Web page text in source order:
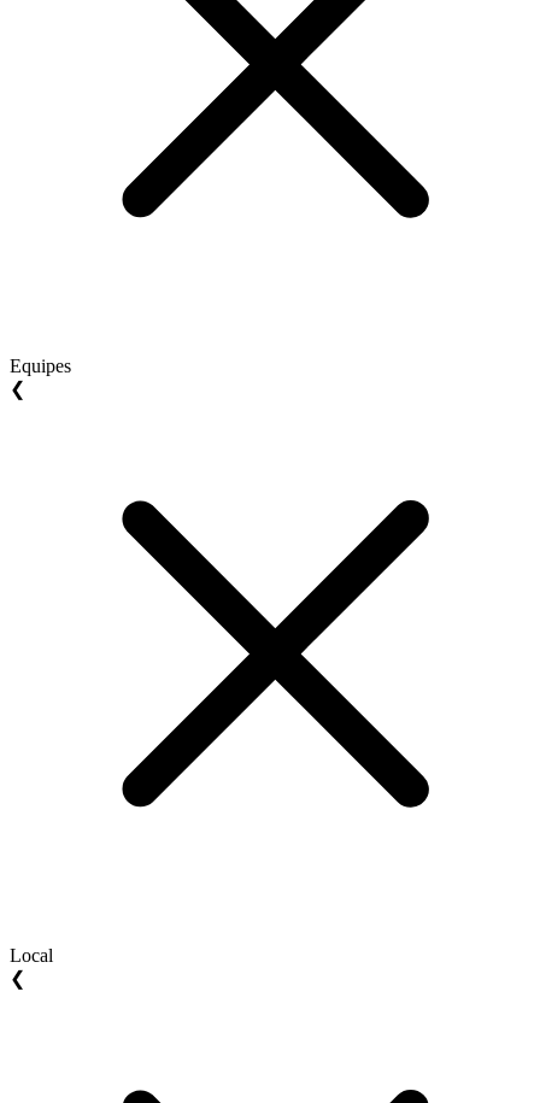
Equipes
❮
Local
❮